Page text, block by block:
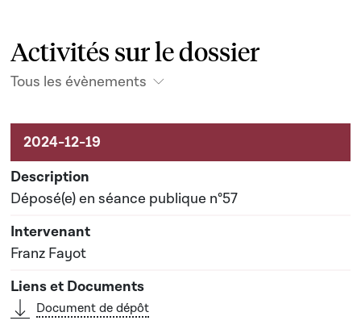
Activités sur le dossier
Tous les évènements
Activités sur le dossier
Déposé(e) en séance publique n°57
Franz Fayot
Document de dépôt